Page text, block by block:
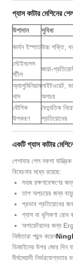
গ্যাস কাটার মেশিনের
উপাদান সুবিধা
কার্বন ইস্পাতউচ্চ শক্তি,
স্টেইনলেস
স্টীল
জারা-
অ্যালুমিনিয়াম
খাদ
লাইটওয়েট,
অপচয়
যৌগিক
উপকরণ
বৈদ্যুতিক
প্রতিরোধের
একটি গ্যাস কাটার
পেশাদার শেল নকশা
বিবেচনার মধ্যে রয়েছে:
সহজ রক্ষণাবেক্ষণের
তাপ অপচয়ের জন্য
প্রভাব প্রতিরোধের
গ্যাস বা ধূলিকণা রোধ
অপারেটরদের জন্য
নির্মাতারা পছন্দ করেন
ডিজাইনের উপর জোর দিন
দীর্ঘমেয়াদী নির্ভরযোগ্যতার